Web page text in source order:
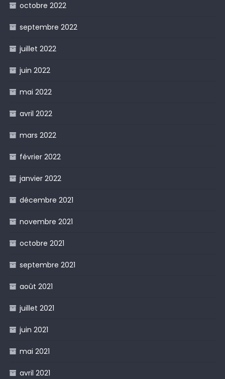
octobre 2022
septembre 2022
juillet 2022
juin 2022
mai 2022
avril 2022
mars 2022
février 2022
janvier 2022
décembre 2021
novembre 2021
octobre 2021
septembre 2021
août 2021
juillet 2021
juin 2021
mai 2021
avril 2021